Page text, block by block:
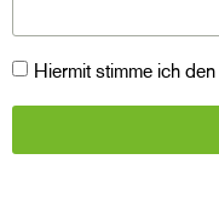
Hiermit stimme ich den